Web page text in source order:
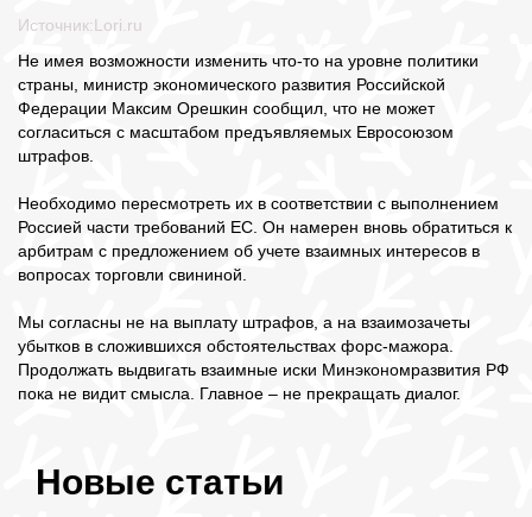
Источник:Lori.ru
Не имея возможности изменить что-то на уровне политики
страны, министр экономического развития Российской
Федерации Максим Орешкин сообщил, что не может
согласиться с масштабом предъявляемых Евросоюзом
штрафов.
Необходимо пересмотреть их в соответствии с выполнением
Россией части требований ЕС. Он намерен вновь обратиться к
арбитрам с предложением об учете взаимных интересов в
вопросах торговли свининой.
Мы согласны не на выплату штрафов, а на взаимозачеты
убытков в сложившихся обстоятельствах форс-мажора.
Продолжать выдвигать взаимные иски Минэкономразвития РФ
пока не видит смысла. Главное – не прекращать диалог.
Новые статьи